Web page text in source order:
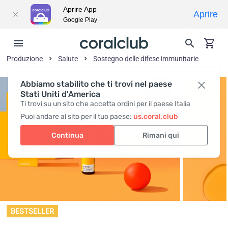
Abbiamo stabilito che ti trovi nel paese
Stati Uniti d'America
Ti trovi su un sito che accetta ordini per il paese Italia
Puoi andare al sito per il tuo paese: us.coral.club
Continua Rimani qui
Produzione Salute Sostegno delle difese immunitarie
BESTSELLER
Aprire App
Google Play
Aprire